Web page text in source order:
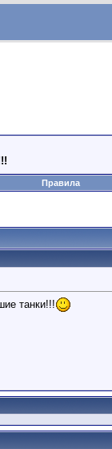
Правила
танки!!!